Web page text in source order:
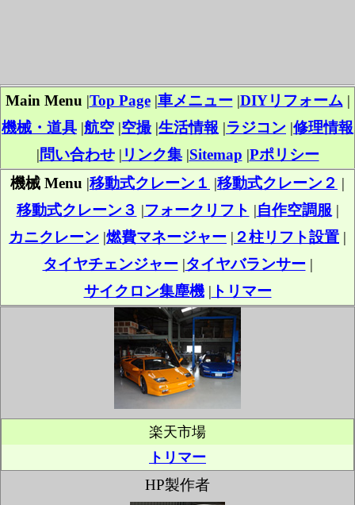
Main Menu |Top Page|車メニュー |DIYリフォーム|
機械・道具 |航空 |空撮 |生活情報 |ラジコン |修理情報
|問い合わせ| リンク集|Sitemap |Pポリシー
機械 Menu |移動式クレーン１ |移動式クレーン２ |
移動式クレーン３ |フォークリフト |自作空調服|
カニクレーン |燃費マネージャー | ２柱リフト設置 |
タイヤチェンジャー |タイヤバランサー |
サイクロン集塵機| トリマー
楽天市場
トリマー
HP製作者